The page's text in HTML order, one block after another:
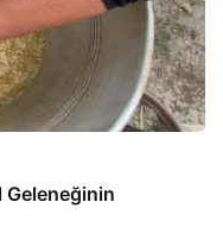
Geleneğinin